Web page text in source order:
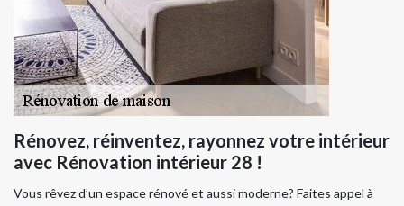
Rénovez, réinventez, rayonnez votre intérieur
avec Rénovation intérieur 28 !
Vous rêvez d’un espace rénové et aussi moderne? Faites appel à